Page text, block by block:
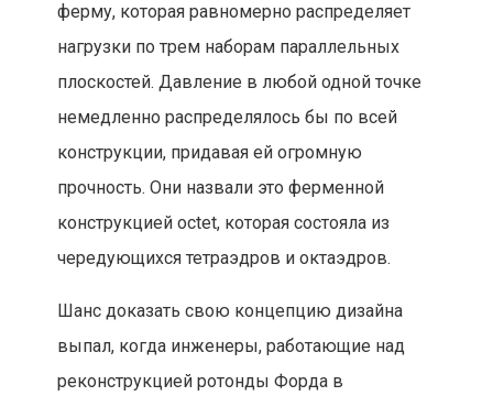
ферму, которая равномерно распределяет
нагрузки по трем наборам параллельных
плоскостей. Давление в любой одной точке
немедленно распределялось бы по всей
конструкции, придавая ей огромную
прочность. Они назвали это ферменной
конструкцией octet, которая состояла из
чередующихся тетраэдров и октаэдров.
Шанс доказать свою концепцию дизайна
выпал, когда инженеры, работающие над
реконструкцией ротонды Форда в